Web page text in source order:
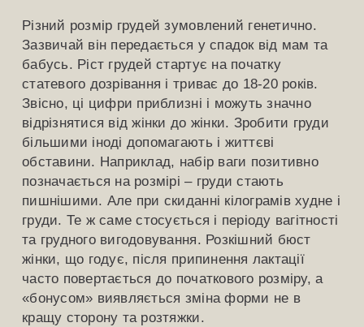
Різний розмір грудей зумовлений генетично.
Зазвичай він передається у спадок від мам та
бабусь. Ріст грудей стартує на початку
статевого дозрівання і триває до 18-20 років.
Звісно, ці цифри приблизні і можуть значно
відрізнятися від жінки до жінки. Зробити груди
більшими іноді допомагають і життєві
обставини. Наприклад, набір ваги позитивно
позначається на розмірі – груди стають
пишнішими. Але при скиданні кілограмів худне і
груди. Те ж саме стосується і періоду вагітності
та грудного вигодовування. Розкішний бюст
жінки, що годує, після припинення лактації
часто повертається до початкового розміру, а
«бонусом» виявляється зміна форми не в
кращу сторону та розтяжки.